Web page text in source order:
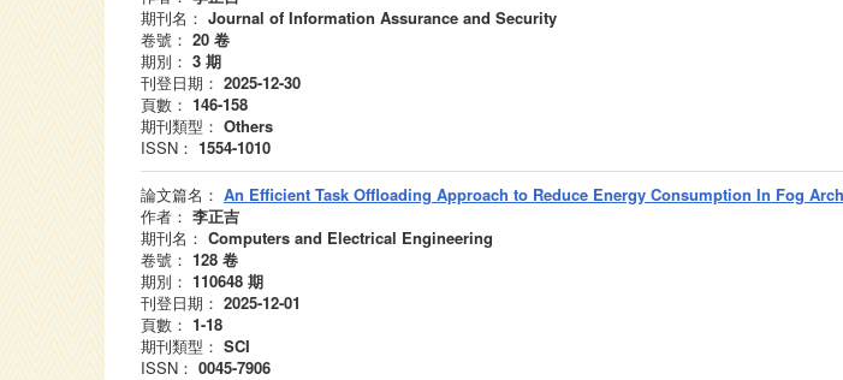
期刊名： Journal of Information Assurance and Security
卷號： 20 卷
期別： 3 期
刊登日期： 2025-12-30
頁數： 146-158
期刊類型： Others
ISSN： 1554-1010
論文篇名： An Efficient Task Offloading Approach to Reduce Energy Consumption In Fog
作者： 李正吉
期刊名： Computers and Electrical Engineering
卷號： 128 卷
期別： 110648 期
刊登日期： 2025-12-01
頁數： 1-18
期刊類型： SCI
ISSN： 0045-7906